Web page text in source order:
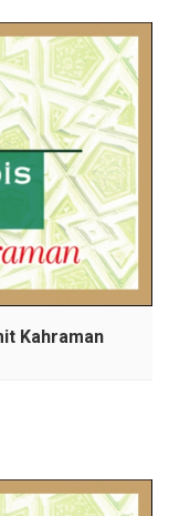
Kahraman